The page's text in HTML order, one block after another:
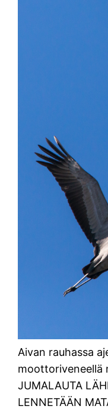
Aivan rauhassa
moottoriveneellä
JUMALAUTA
LENNETÄÄN